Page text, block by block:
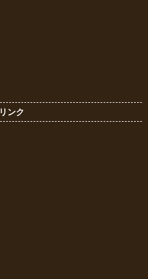
リンク